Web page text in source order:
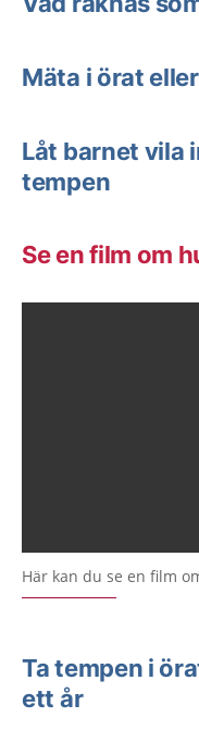
Mäta i örat
Låt barnet vila
tempen
Se en film om
Här kan du se en film
Ta tempen i
ett år